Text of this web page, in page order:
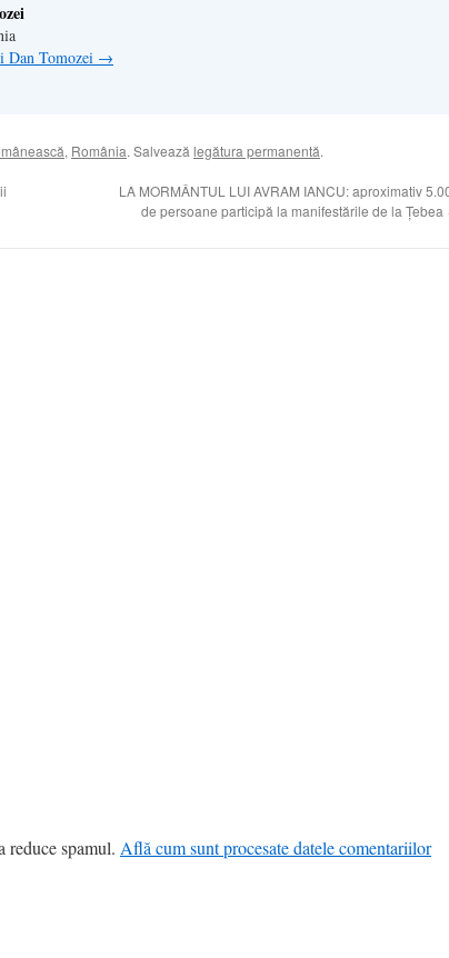
Dan Tomozei →
, România. Salvează legătura permanentă.
LA MORMÂNTUL LUI AVRAM IANCU: aproximativ
de persoane participă la manifestările de la Ţebea
reduce spamul. Află cum sunt procesate datele comentariilor